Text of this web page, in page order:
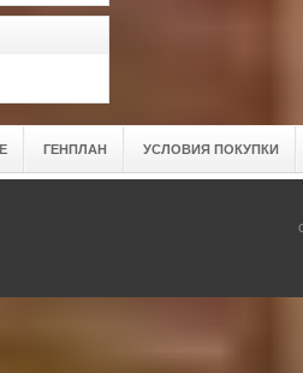
ГЕНПЛАН УСЛОВИЯ ПОКУПКИ